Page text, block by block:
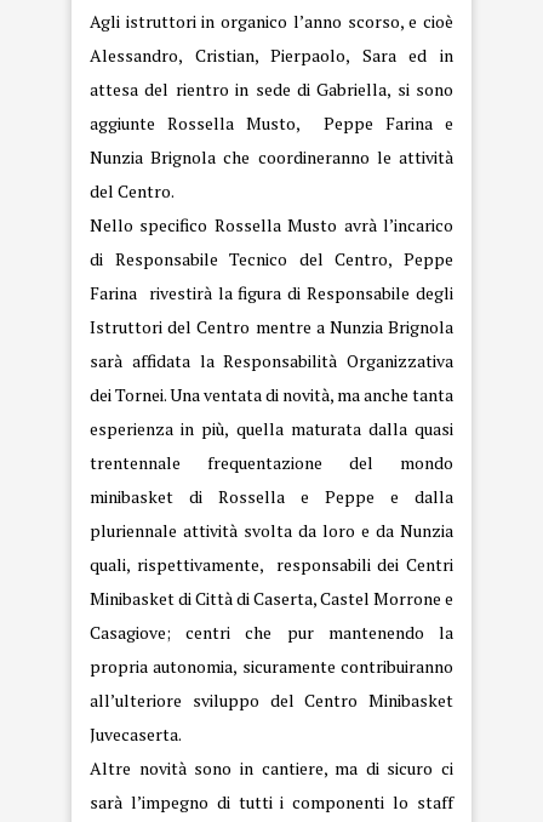
Agli istruttori in organico l’anno scorso, e cioè
Alessandro, Cristian, Pierpaolo, Sara ed in
attesa del rientro in sede di Gabriella, si sono
aggiunte Rossella Musto, Peppe Farina e
Nunzia Brignola che coordineranno le attività
del Centro.
Nello specifico Rossella Musto avrà l’incarico
di Responsabile Tecnico del Centro, Peppe
Farina rivestirà la figura di Responsabile degli
Istruttori del Centro mentre a Nunzia Brignola
sarà affidata la Responsabilità Organizzativa
dei Tornei. Una ventata di novità, ma anche tanta
esperienza in più, quella maturata dalla quasi
trentennale frequentazione del mondo
minibasket di Rossella e Peppe e dalla
pluriennale attività svolta da loro e da Nunzia
quali, rispettivamente, responsabili dei Centri
Minibasket di Città di Caserta, Castel Morrone e
Casagiove; centri che pur mantenendo la
propria autonomia, sicuramente contribuiranno
all’ulteriore sviluppo del Centro Minibasket
Juvecaserta.
Altre novità sono in cantiere, ma di sicuro ci
sarà l’impegno di tutti i componenti lo staff